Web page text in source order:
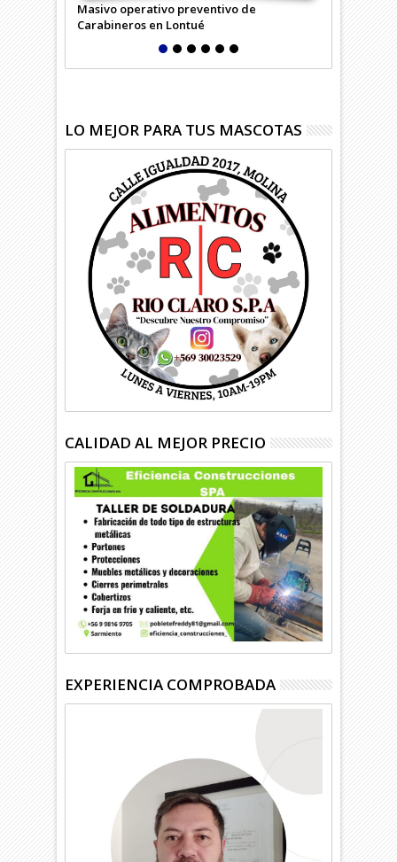
Masivo operativo preventivo de
Carabineros en Lontué
LO MEJOR PARA TUS MASCOTAS
CALIDAD AL MEJOR PRECIO
EXPERIENCIA COMPROBADA